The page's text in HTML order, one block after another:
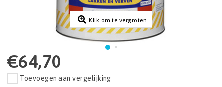
Klik om te vergroten
€64,70
Toevoegen aan vergelijking